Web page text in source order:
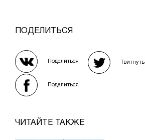
ПОДЕЛИТЬСЯ
Поделиться Твитнуть
Поделиться
ЧИТАЙТЕ ТАКЖЕ